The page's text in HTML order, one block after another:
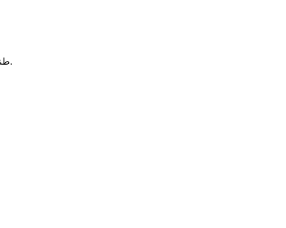
طناب جوت از الیاف طبیعی ساخته شده است.این یک عناصر تزئینی شگفت انگیز برای طراحی داخلی و همچنین طراحی فضای باز است.